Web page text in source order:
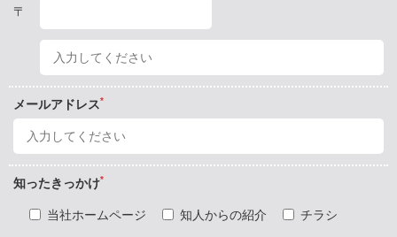
〒
メールアドレス*
知ったきっかけ*
当社ホームページ 知人からの紹介 チラシ